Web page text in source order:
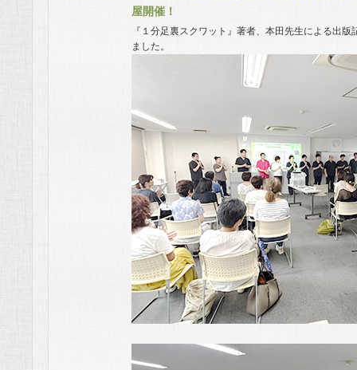
屋開催！
『１分足裏スクワット』著者、本田先生による出
ました。